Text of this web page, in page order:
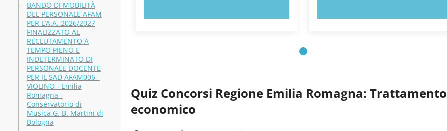
BANDO DI MOBILITÀ
DEL PERSONALE AFAM
PER L’A.A. 2026/2027
FINALIZZATO AL
RECLUTAMENTO A
TEMPO PIENO E
INDETERMINATO DI
PERSONALE DOCENTE
PER IL SAD AFAM006 -
VIOLINO - Emilia
Romagna -
Conservatorio di
Musica G. B. Martini di
Bologna
Quiz Concorsi Regione Emilia Romagna: Trattamento
economico